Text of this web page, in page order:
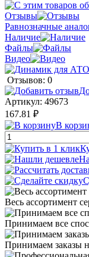
Отзывы
Равнозначные
Наличие
Файлы
Видео
Отзывов: 0
Артикул: 49673
167.81 ₽
В
Весь ассортимент
Принимаем все
Принимаем заказы